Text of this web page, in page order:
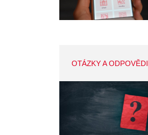
OTÁZKY A ODPOVĚDI